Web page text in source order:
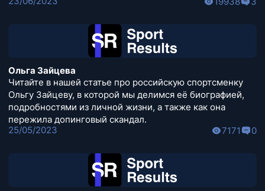
Ольга Зайцева
Читайте в нашей статье про российскую спортсменку
Ольгу Зайцеву, в которой мы делимся её биографией,
подробностями из личной жизни, а также как она
пережила допинговый скандал.
25/05/2023
7171 0